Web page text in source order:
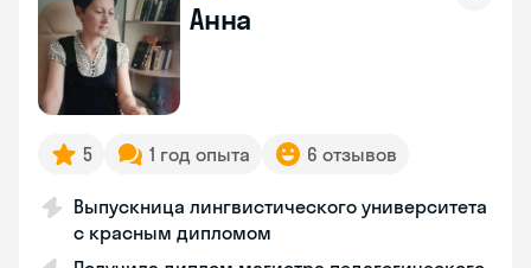
Анна
5 1 год опыта 6 отзывов
Выпускница лингвистического университета
с красным дипломом